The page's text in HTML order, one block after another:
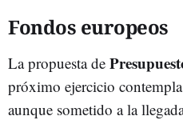
Fondos europeos
La propuesta de
próximo ejercicio
aunque sometido a la